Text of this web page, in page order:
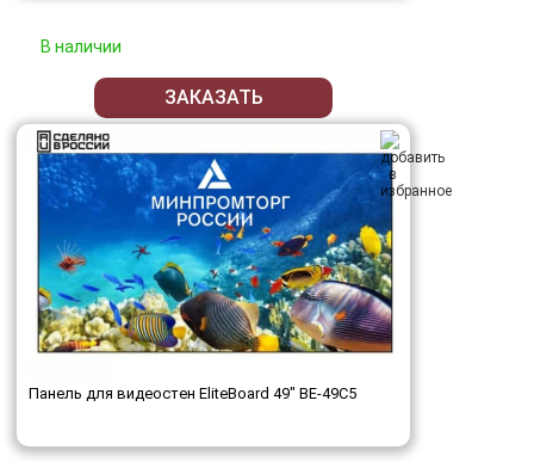
В наличии
ЗАКАЗАТЬ
Панель для видеостен EliteBoard 49" BE-49C5